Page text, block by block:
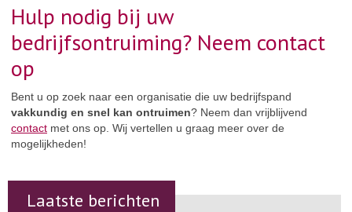
Hulp nodig bij uw
bedrijfsontruiming? Neem contact
op
Bent u op zoek naar een organisatie die uw bedrijfspand
vakkundig en snel kan ontruimen? Neem dan vrijblijvend
contact met ons op. Wij vertellen u graag meer over de
mogelijkheden!
Laatste berichten